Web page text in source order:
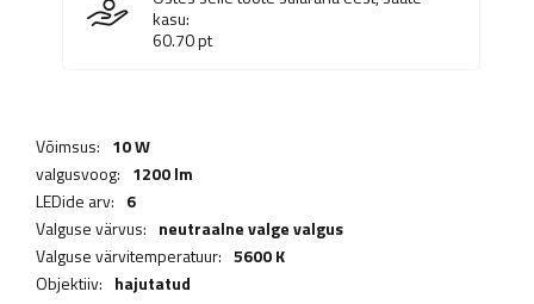
kasu:
60.70pt
Võimsus: 10 W
valgusvoog: 1200 lm
LEDide arv: 6
Valguse värvus: neutraalne valge valgus
Valguse värvitemperatuur: 5600 K
Objektiiv: hajutatud